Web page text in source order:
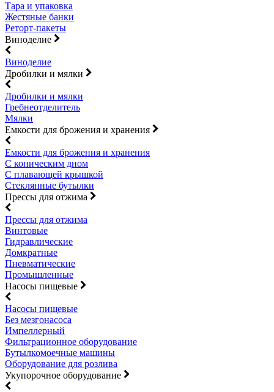
Тара и упаковка
Жестяные банки
Реторт-пакеты
Виноделие
Виноделие
Дробилки и мялки
Дробилки и мялки
Гребнеотделитель
Мялки
Емкости для брожения и хранения
Емкости для брожения и хранения
С коническим дном
С плавающей крышкой
Стеклянные бутылки
Прессы для отжима
Прессы для отжима
Винтовые
Гидравлические
Домкратные
Пневматические
Промышленные
Насосы пищевые
Насосы пищевые
Без мезгонасоса
Импеллерный
Фильтрационное оборудование
Бутылкомоечные машины
Оборудование для розлива
Укупорочное оборудование